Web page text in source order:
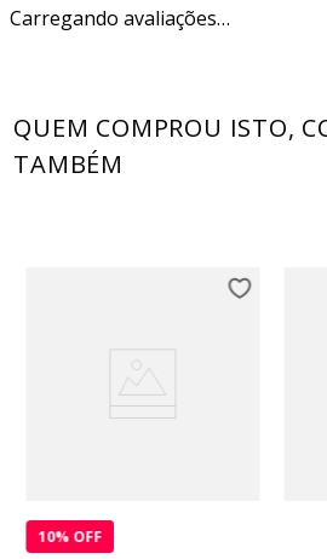
Carregando avaliações…
QUEM COMPROU ISTO,
TAMBÉM
10% OFF